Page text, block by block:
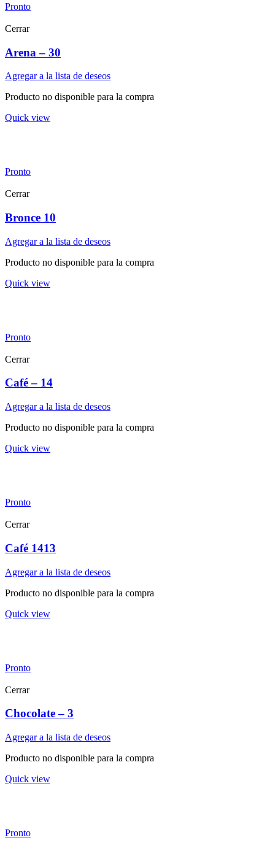
Pronto
Cerrar
Arena – 30
Agregar a la lista de deseos
Producto no disponible para la compra
Quick view
Pronto
Cerrar
Bronce 10
Agregar a la lista de deseos
Producto no disponible para la compra
Quick view
Pronto
Cerrar
Café – 14
Agregar a la lista de deseos
Producto no disponible para la compra
Quick view
Pronto
Cerrar
Café 1413
Agregar a la lista de deseos
Producto no disponible para la compra
Quick view
Pronto
Cerrar
Chocolate – 3
Agregar a la lista de deseos
Producto no disponible para la compra
Quick view
Pronto